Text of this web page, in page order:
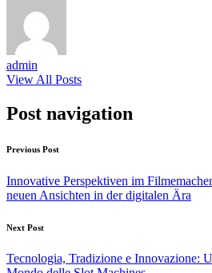
admin
View All Posts
Post navigation
Previous Post
Innovative Perspektiven im
neuen Ansichten in der digitalen Ära
Next Post
Tecnologia, Tradizione e Innovazione: